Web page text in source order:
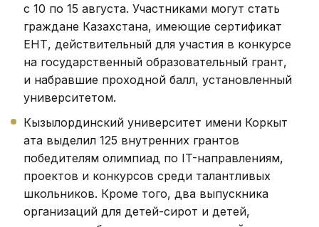
с 10 по 15 августа. Участниками могут стать
граждане Казахстана, имеющие сертификат
ЕНТ, действительный для участия в конкурсе
на государственный образовательный грант,
и набравшие проходной балл, установленный
университетом.
Кызылординский университет имени Коркыт
ата выделил 125 внутренних грантов
победителям олимпиад по IT-направлениям,
проектов и конкурсов среди талантливых
школьников. Кроме того, два выпускника
организаций для детей-сирот и детей,